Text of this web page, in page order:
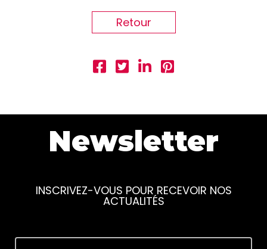
Retour
Newsletter
INSCRIVEZ-VOUS POUR RECEVOIR NOS
ACTUALITÉS